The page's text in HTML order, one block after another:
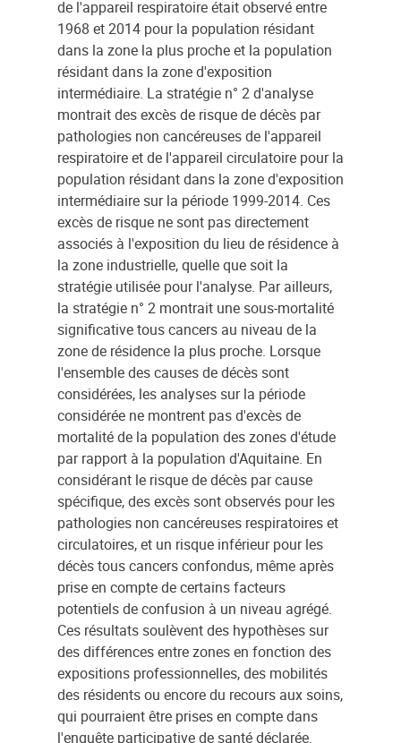
de l'appareil respiratoire était observé entre
1968 et 2014 pour la population résidant
dans la zone la plus proche et la population
résidant dans la zone d'exposition
intermédiaire. La stratégie n° 2 d'analyse
montrait des excès de risque de décès par
pathologies non cancéreuses de l'appareil
respiratoire et de l'appareil circulatoire pour la
population résidant dans la zone d'exposition
intermédiaire sur la période 1999-2014. Ces
excès de risque ne sont pas directement
associés à l'exposition du lieu de résidence à
la zone industrielle, quelle que soit la
stratégie utilisée pour l'analyse. Par ailleurs,
la stratégie n° 2 montrait une sous-mortalité
significative tous cancers au niveau de la
zone de résidence la plus proche. Lorsque
l'ensemble des causes de décès sont
considérées, les analyses sur la période
considérée ne montrent pas d'excès de
mortalité de la population des zones d'étude
par rapport à la population d'Aquitaine. En
considérant le risque de décès par cause
spécifique, des excès sont observés pour les
pathologies non cancéreuses respiratoires et
circulatoires, et un risque inférieur pour les
décès tous cancers confondus, même après
prise en compte de certains facteurs
potentiels de confusion à un niveau agrégé.
Ces résultats soulèvent des hypothèses sur
des différences entre zones en fonction des
expositions professionnelles, des mobilités
des résidents ou encore du recours aux soins,
qui pourraient être prises en compte dans
l'enquête participative de santé déclarée.